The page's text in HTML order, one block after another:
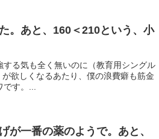
。あと、160＜210という、小
る気も全く無いのに（教育用シングル
欲しくなるあたり、僕の浪費癖も筋金
す。...
が一番の薬のようで。あと、